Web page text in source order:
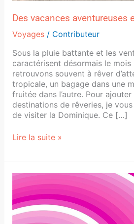
Des vacances aventureuses
Voyages/ Contributeur
Sous la pluie battante et les
caractérisent désormais le mois
retrouvons souvent à rêver
tropicale, un bagage dans une
fruitée dans l’autre. Pour
destinations de rêveries, je
de visiter la Dominique. Ce […]
Lire la suite »
Barbie,
le
film
qui